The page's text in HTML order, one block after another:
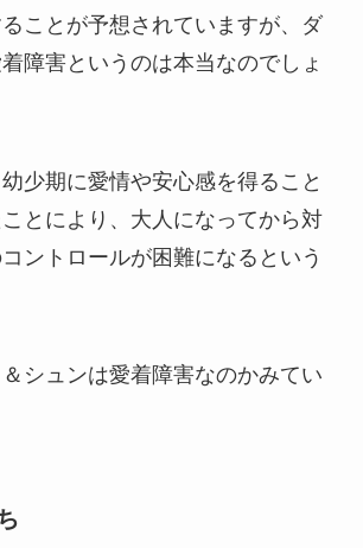
ことが予想されていますが、ダ
障害というのは本当なのでしょ
少期に愛情や安心感を得ること
とにより、大人になってから対
ントロールが困難になるという
シュンは愛着障害なのかみてい